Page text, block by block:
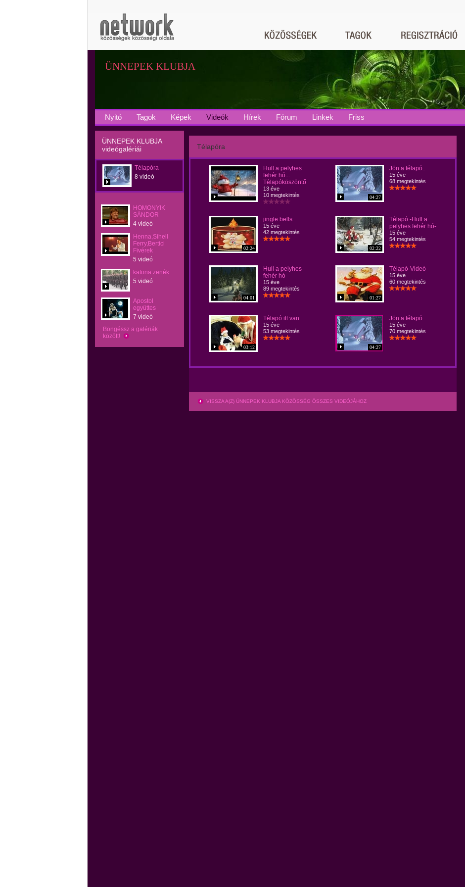
ÜNNEPEK KLUBJA
Nyitó Tagok Képek Videók Hírek Fórum Linkek Friss
ÜNNEPEK KLUBJA
videógalériái
Télapóra
8 videó
HOMONYIK
SÁNDOR
4 videó
Henna,Sihell
Ferry,Bertici
Fivérek
5 videó
katona zenék
5 videó
Apostol
együttes
7 videó
Böngéssz a galériák
között!
Télapóra
Hull a pelyhes
fehér hó...
Télapóköszöntő
13 éve
10 megtekintés
04:27
Jön a télapó..
15 éve
68 megtekintés
02:24
jingle bells
15 éve
42 megtekintés
02:22
Télapó -Hull a
pelyhes fehér hó-
15 éve
54 megtekintés
04:01
Hull a pelyhes
fehér hó
15 éve
89 megtekintés
01:27
Télapó-Videó
15 éve
60 megtekintés
03:12
Télapó itt van
15 éve
53 megtekintés
04:27
Jön a télapó..
15 éve
70 megtekintés
VISSZA A(Z) ÜNNEPEK KLUBJA KÖZÖSSÉG ÖSSZES VIDEÓJÁHOZ